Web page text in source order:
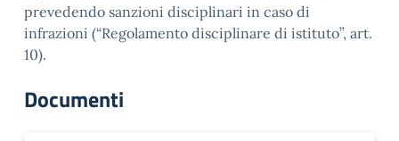
prevedendo sanzioni disciplinari in caso di
infrazioni (“Regolamento disciplinare di istituto”, art.
10).
Documenti